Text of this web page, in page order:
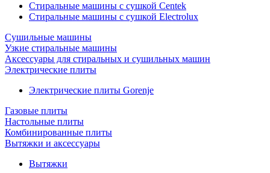
Стиральные машины с сушкой Centek
Стиральные машины с сушкой Electrolux
Сушильные машины
Узкие стиральные машины
Аксессуары для стиральных и сушильных машин
Электрические плиты
Электрические плиты Gorenje
Газовые плиты
Настольные плиты
Комбинированные плиты
Вытяжки и аксессуары
Вытяжки